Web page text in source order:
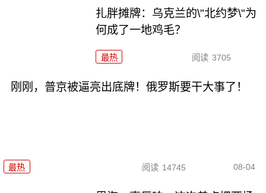
扎胖摊牌：乌克兰的\"北约梦\"为
何成了一地鸡毛？
最热 阅读 3705
刚刚，普京被逼亮出底牌！俄罗斯要干大事了！
最热 阅读 14745 08-04